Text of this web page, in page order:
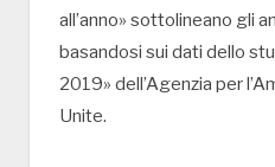
all’anno» sottolineano gli
basandosi sui dati dello
2019» dell’Agenzia per
Unite.